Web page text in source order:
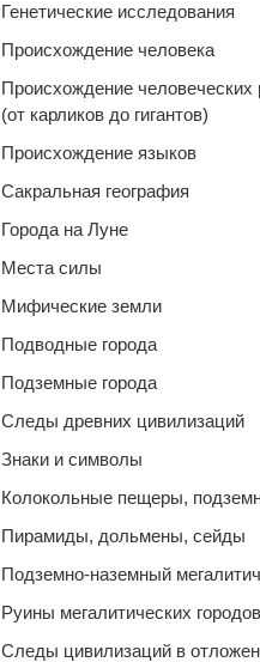
Генетические исследования
Происхождение человека
Происхождение
(от карликов до гигантов)
Происхождение языков
Сакральная география
Города на Луне
Места силы
Мифические земли
Подводные города
Подземные города
Следы древних цивилизаций
Знаки и символы
Колокольные пещеры,
Пирамиды, дольмены, сейды
Подземно-наземный
Руины мегалитических
Следы цивилизаций в